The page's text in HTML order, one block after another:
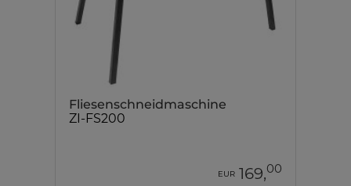
Fliesenschneidmaschine
ZI-FS200
EUR 169,00